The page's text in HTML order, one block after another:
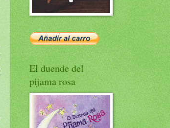
El duende del
pijama rosa